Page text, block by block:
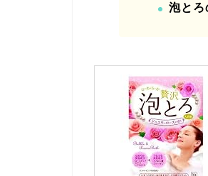
泡とろ